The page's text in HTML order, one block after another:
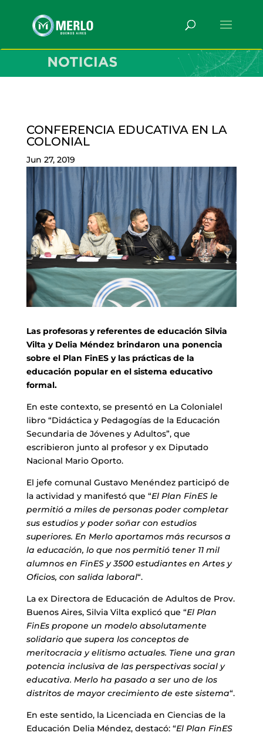
CONFERENCIA EDUCATIVA EN LA
COLONIAL
Jun 27, 2019
Las profesoras y referentes de educación Silvia
Vilta y Delia Méndez brindaron una ponencia
sobre el Plan FinES y las prácticas de la
educación popular en el sistema educativo
formal.
En este contexto, se presentó en La Colonialel
libro “Didáctica y Pedagogías de la Educación
Secundaria de Jóvenes y Adultos”, que
escribieron junto al profesor y ex Diputado
Nacional Mario Oporto.
El jefe comunal Gustavo Menéndez participó de
la actividad y manifestó que “El Plan FinES le
permitió a miles de personas poder completar
sus estudios y poder soñar con estudios
superiores. En Merlo aportamos más recursos a
la educación, lo que nos permitió tener 11 mil
alumnos en FinES y 3500 estudiantes en Artes y
Oficios, con salida laboral“.
La ex Directora de Educación de Adultos de Prov.
Buenos Aires, Silvia Vilta explicó que “El Plan
FinEs propone un modelo absolutamente
solidario que supera los conceptos de
meritocracia y elitismo actuales. Tiene una gran
potencia inclusiva de las perspectivas social y
educativa. Merlo ha pasado a ser uno de los
distritos de mayor crecimiento de este sistema“.
En este sentido, la Licenciada en Ciencias de la
Educación Delia Méndez, destacó: “El Plan FinES